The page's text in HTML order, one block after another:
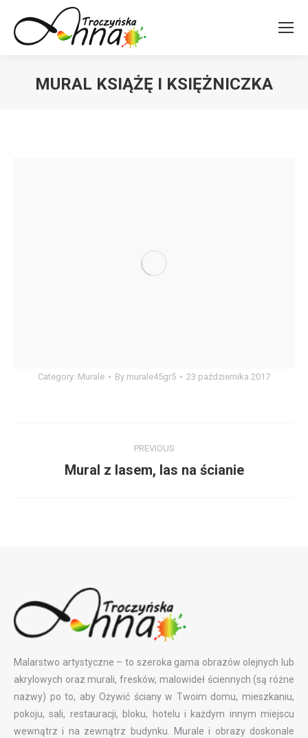
MURAL KSIĄŻĘ I KSIĘŻNICZKA
Category: Murale By murale45gr5 23 października 2017
navigation
PREVIOUS
Previous
Mural z lasem, las na ścianie
Malarstwo artystyczne – to szeroka gama obrazów olejnych lub
akrylowych oraz murali, fresków, malowideł ściennych (są różne
nazwy) po to, aby Ożywić ściany w Twoim domu, mieszkaniu,
pokoju, sali, restauracji, bloku, hotelu i każdym innym miejscu
wewnątrz i na zewnątrz budynku. Murale i obrazy doskonale